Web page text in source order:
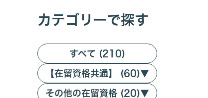
カテゴリーで探す
すべて (210)
【在留資格共通】 (60)▼
その他の在留資格 (20)▼